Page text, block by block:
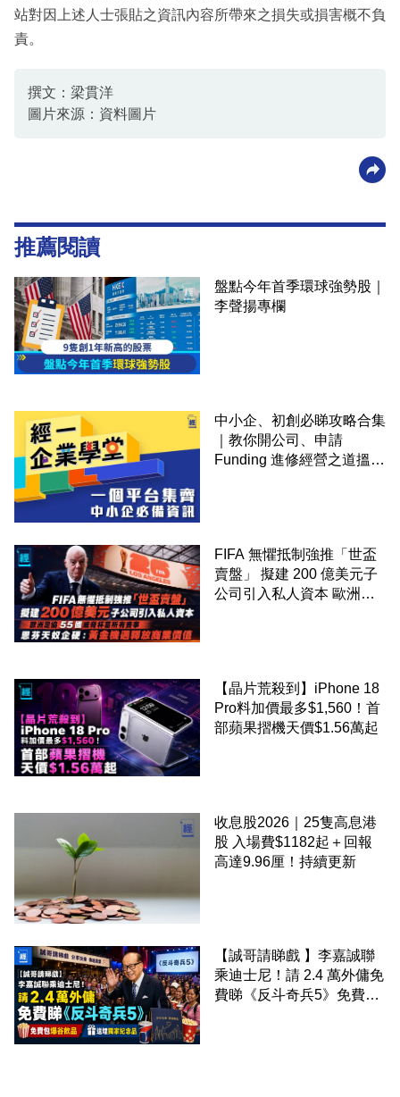
站對因上述人士張貼之資訊內容所帶來之損失或損害概不負
責。
撰文：梁貫洋
圖片來源：資料圖片
推薦閱讀
盤點今年首季環球強勢股｜
李聲揚專欄
中小企、初創必睇攻略合集
｜教你開公司、申請
Funding 進修經營之道搵大
FIFA 無懼抵制強推「世盃
賣盤」 擬建 200 億美元子
公司引入私人資本 歐洲足
【晶片荒殺到】iPhone 18
Pro料加價最多$1,560！首
部蘋果摺機天價$1.56萬起
收息股2026｜25隻高息港
股 入場費$1182起＋回報
高達9.96厘！持續更新
【誠哥請睇戲 】李嘉誠聯
乘迪士尼！請 2.4 萬外傭免
費睇《反斗奇兵5》免費包